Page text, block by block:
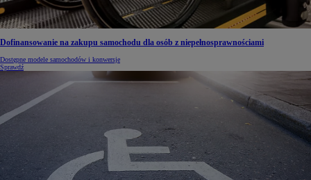
Dofinansowanie na zakupu samochodu dla osób z niepełnosprawnościami
Dostępne modele samochodów i konwersje
Sprawdź